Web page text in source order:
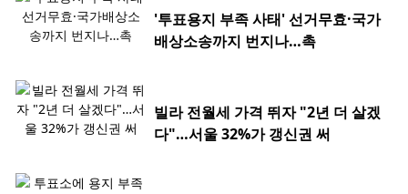
'투표용지 부족 사태' 선거무효·국가
배상소송까지 번지나…촉
빌라 전월세 가격 뛰자 "2년 더 살겠
다"…서울 32%가 갱신권 써